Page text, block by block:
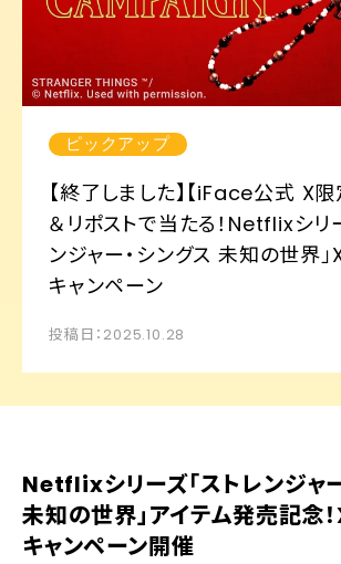
ピックアップ
【終了しました】【iFace公式 X限
＆リポストで当たる！Netflixシリ
ンジャー・シングス 未知の世界」
キャンペーン
投稿日：2025.10.28
Netflixシリーズ「ストレンジャ
未知の世界」アイテム発売記念
キャンペーン開催